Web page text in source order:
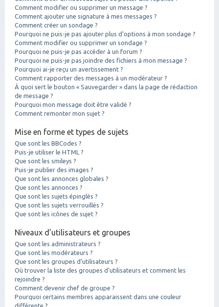
Comment modifier ou supprimer un message ?
Comment ajouter une signature à mes messages ?
Comment créer un sondage ?
Pourquoi ne puis-je pas ajouter plus d’options à mon sondage ?
Comment modifier ou supprimer un sondage ?
Pourquoi ne puis-je pas accéder à un forum ?
Pourquoi ne puis-je pas joindre des fichiers à mon message ?
Pourquoi ai-je reçu un avertissement ?
Comment rapporter des messages à un modérateur ?
À quoi sert le bouton « Sauvegarder » dans la page de rédaction
de message ?
Pourquoi mon message doit être validé ?
Comment remonter mon sujet ?
Mise en forme et types de sujets
Que sont les BBCodes ?
Puis-je utiliser le HTML ?
Que sont les smileys ?
Puis-je publier des images ?
Que sont les annonces globales ?
Que sont les annonces ?
Que sont les sujets épinglés ?
Que sont les sujets verrouillés ?
Que sont les icônes de sujet ?
Niveaux d’utilisateurs et groupes
Que sont les administrateurs ?
Que sont les modérateurs ?
Que sont les groupes d’utilisateurs ?
Où trouver la liste des groupes d’utilisateurs et comment les
rejoindre ?
Comment devenir chef de groupe ?
Pourquoi certains membres apparaissent dans une couleur
différente ?